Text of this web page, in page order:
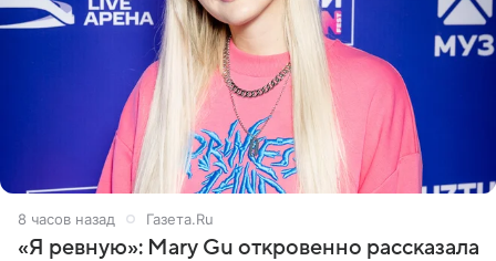
8 часов назад Газета.Ru
«Я ревную»: Mary Gu откровенно рассказала